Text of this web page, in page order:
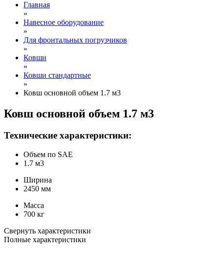
Главная
»
Навесное оборудование
»
Для фронтальных погрузчиков
»
Ковши
»
Ковши стандартные
»
Ковш основной объем 1.7 м3
Ковш основной объем 1.7 м3
Технические характеристики:
Объем по SAE
1.7 м3
Ширина
2450 мм
Масса
700 кг
Свернуть характеристики
Полные характеристики